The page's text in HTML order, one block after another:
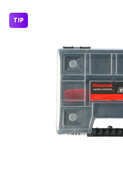
Príslušenstvo pre
Vybavenie a hračky pre
Domácnosť
Ochranné pracovné
TIP